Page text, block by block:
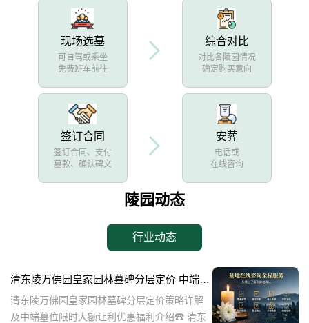
现场选墓
可自驾或乘坐
免费班车前往
综合对比
对比各陵园情况
确定购买意向
签订合同
签订合同、支付
墓款、确认碑文
安葬
电话或
在线咨询
陵园动态
行业动态
清东陵万佛园皇家园林墓碑分层定价 中端墓位限时大额让利详解及优惠福利
清东陵万佛园皇家园林墓碑分层定价策略详解
及中端墓位限时大额让利优惠福利介绍☎ 清东